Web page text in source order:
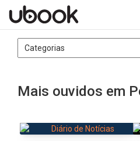
Mais ouvidos em